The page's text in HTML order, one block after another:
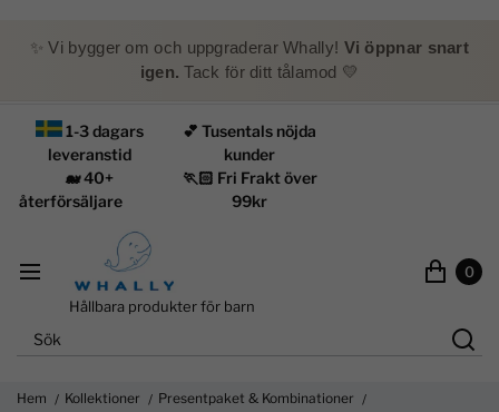
✨ Vi bygger om och uppgraderar Whally! Vi öppnar snart
igen. Tack för ditt tålamod 💛
1-3 dagars
leveranstid
🐋 40+
återförsäljare
💕 Tusentals nöjda
kunder
🏃🏻 Fri Frakt över
99kr
Hållbara produkter för barn
0
Hem Kollektioner
Presentpaket & Kombinationer